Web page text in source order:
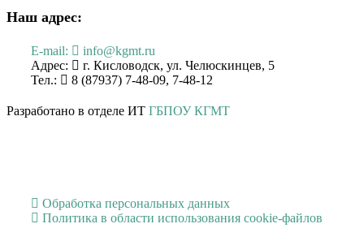
Наш адрес:
E-mail:
info@kgmt.ru
Адрес:
г. Кисловодск, ул. Челюскинцев, 5
Тел.:
8 (87937) 7-48-09, 7-48-12
Разработано в отделе ИТ ГБПОУ КГМТ
Обработка персональных данных
Политика в области использования cookie-файлов